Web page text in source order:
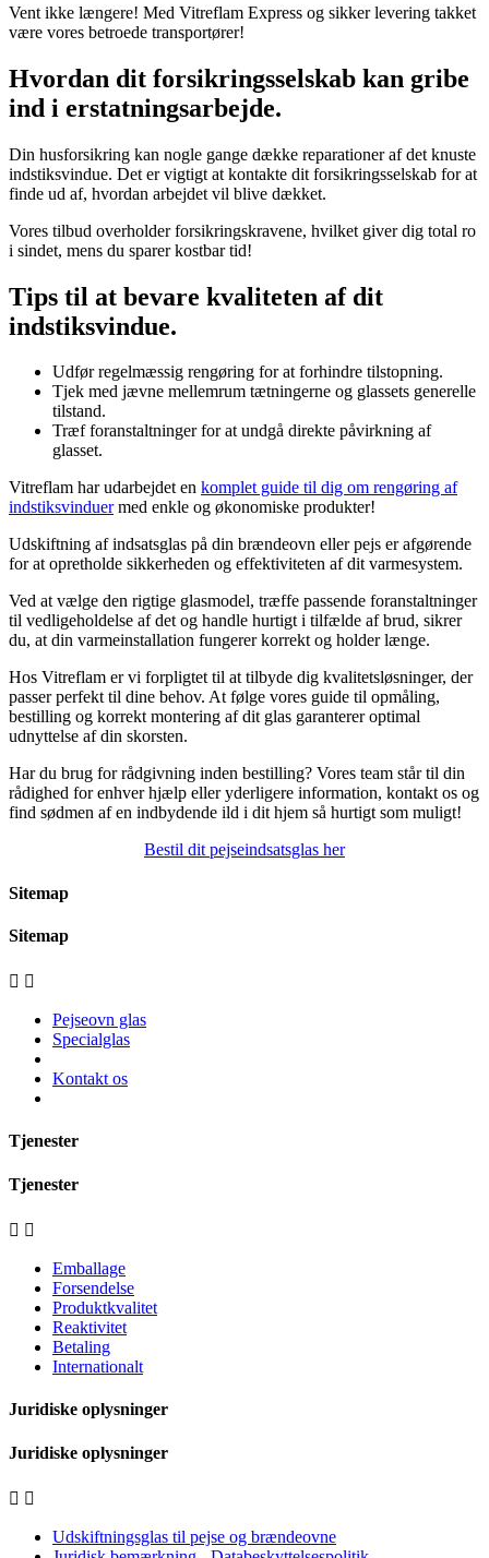
Vent ikke længere! Med Vitreflam Express og sikker levering takket
være vores betroede transportører!
Hvordan dit forsikringsselskab kan gribe
ind i erstatningsarbejde.
Din husforsikring kan nogle gange dække reparationer af det knuste
indstiksvindue. Det er vigtigt at kontakte dit forsikringsselskab for at
finde ud af, hvordan arbejdet vil blive dækket.
Vores tilbud overholder forsikringskravene, hvilket giver dig total ro
i sindet, mens du sparer kostbar tid!
Tips til at bevare kvaliteten af dit
indstiksvindue.
Udfør regelmæssig rengøring for at forhindre tilstopning.
Tjek med jævne mellemrum tætningerne og glassets generelle
tilstand.
Træf foranstaltninger for at undgå direkte påvirkning af
glasset.
Vitreflam har udarbejdet en komplet guide til dig om rengøring af
indstiksvinduermed enkle og økonomiske produkter!
Udskiftning af indsatsglas på din brændeovn eller pejs er afgørende
for at opretholde sikkerheden og effektiviteten af dit varmesystem.
Ved at vælge den rigtige glasmodel, træffe passende foranstaltninger
til vedligeholdelse af det og handle hurtigt i tilfælde af brud, sikrer
du, at din varmeinstallation fungerer korrekt og holder længe.
Hos Vitreflam er vi forpligtet til at tilbyde dig kvalitetsløsninger, der
passer perfekt til dine behov. At følge vores guide til opmåling,
bestilling og korrekt montering af dit glas garanterer optimal
udnyttelse af din skorsten.
Har du brug for rådgivning inden bestilling? Vores team står til din
rådighed for enhver hjælp eller yderligere information, kontakt os og
find sødmen af en indbydende ild i dit hjem så hurtigt som muligt!
Bestil dit pejseindsatsglas her
Sitemap
Sitemap
 
Pejseovn glas
Specialglas
Kontakt os
Tjenester
Tjenester
 
Emballage
Forsendelse
Produktkvalitet
Reaktivitet
Betaling
Internationalt
Juridiske oplysninger
Juridiske oplysninger
 
Udskiftningsglas til pejse og brændeovne